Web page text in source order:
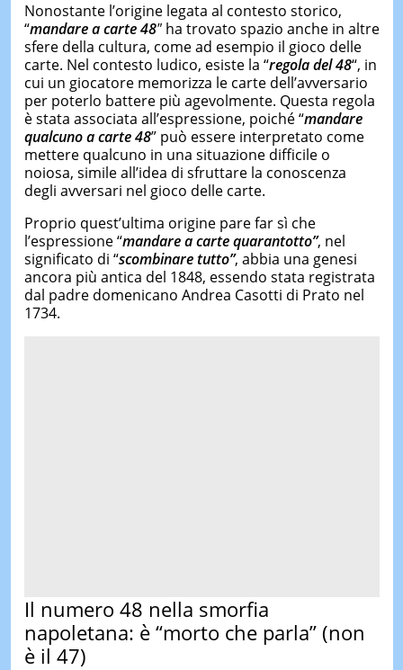
Nonostante l’origine legata al contesto storico,
“mandare a carte 48″ha trovato spazio anche in altre
sfere della cultura, come ad esempio il gioco delle
carte. Nel contesto ludico, esiste la “regola del 48“, in
cui un giocatore memorizza le carte dell’avversario
per poterlo battere più agevolmente. Questa regola
è stata associata all’espressione, poiché “mandare
qualcuno a carte 48” può essere interpretato come
mettere qualcuno in una situazione difficile o
noiosa, simile all’idea di sfruttare la conoscenza
degli avversari nel gioco delle carte.
Proprio quest’ultima origine pare far sì che
l’espressione “mandare a carte quarantotto”, nel
significato di “scombinare tutto”, abbia una genesi
ancora più antica del 1848, essendo stata registrata
dal padre domenicano Andrea Casotti di Prato nel
1734.
Il numero 48 nella smorfia
napoletana: è “morto che parla” (non
è il 47)